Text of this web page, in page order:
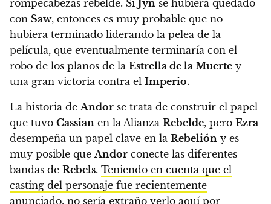
rompecabezas rebelde. Si Jyn se hubiera quedado
con Saw, entonces es muy probable que no
hubiera terminado liderando la pelea de la
película, que eventualmente terminaría con el
robo de los planos de la Estrella de la Muerte y
una gran victoria contra el Imperio.
La historia deAndor se trata de construir el papel
que tuvo Cassian en la Alianza Rebelde, pero Ezra
desempeña un papel clave en la Rebelión y es
muy posible queAndor conecte las diferentes
bandas de Rebels. Teniendo en cuenta que el
casting del personaje fue recientemente
anunciado, no sería extraño verlo aquí por